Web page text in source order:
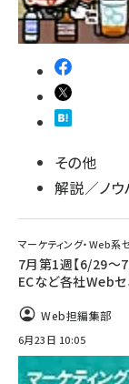
その他
解説／ノウ
マーケティング・Web系
7月第1週【6/29～7/
ECなど各社Web
Web担編集部
6月23日 10:05